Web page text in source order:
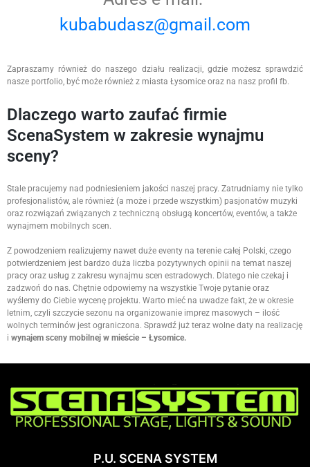
kubabudasz@gmail.com
Zapraszamy również do naszego działu realizacji, gdzie możesz sprawdzić
nasze portfolio, być może również z miasta Łysomice oraz na nasz profil fb.
Dlaczego warto zaufać firmie
ScenaSystem w zakresie wynajmu
sceny?
Stale pracujemy nad podniesieniem jakości naszej pracy. Zatrudniamy nie tylko
profesjonalistów, ale również (a może i przede wszystkim) pasjonatów muzyki
oraz rozwiązań związanych z techniczną obsługą koncertów, eventów, a także
wynajmem mobilnych scen.
Z powodzeniem realizujemy nawet duże eventy na terenie całej Polski, czego
potwierdzeniem jest bardzo duża liczba pozytywnych opinii na temat naszej
pracy oraz usług z zakresu wynajmu scen estradowych. Dlatego nie czekaj i
zadzwoń do nas. Chętnie odpowiemy na wszystkie Twoje pytanie oraz
wyślemy do Ciebie wycenę projektu. Warto mieć na uwadze fakt, że w okresie
letnim, czyli szczycie sezonu na organizowanie imprez masowych – ilość
wolnych terminów jest ograniczona. Sprawdź już teraz wolne daty na realizację
i wynajem sceny mobilnej w mieście – Łysomice.
P.U. SCENA SYSTEM